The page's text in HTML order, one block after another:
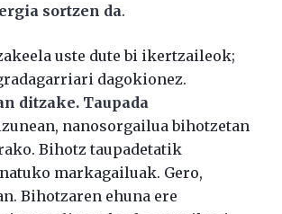
sortzen da.
uste dute bi ikertzaileok;
dagokionez.
ditzake. Taupada
nanosorgailua bihotzetan
Bihotz taupadetatik
markagailuak. Gero,
Bihotzaren ehuna ere